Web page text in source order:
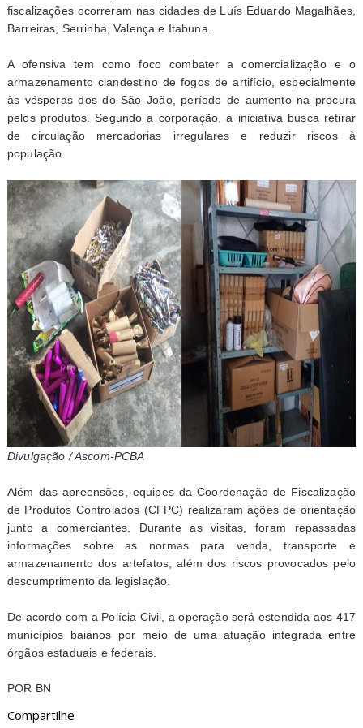
fiscalizações ocorreram nas cidades de Luís Eduardo Magalhães,
Barreiras, Serrinha, Valença e Itabuna.
A ofensiva tem como foco combater a comercialização e o
armazenamento clandestino de fogos de artifício, especialmente
às vésperas dos do São João, período de aumento na procura
pelos produtos. Segundo a corporação, a iniciativa busca retirar
de circulação mercadorias irregulares e reduzir riscos à
população.
Divulgação / Ascom-PCBA
Além das apreensões, equipes da Coordenação de Fiscalização
de Produtos Controlados (CFPC) realizaram ações de orientação
junto a comerciantes. Durante as visitas, foram repassadas
informações sobre as normas para venda, transporte e
armazenamento dos artefatos, além dos riscos provocados pelo
descumprimento da legislação.
De acordo com a Polícia Civil, a operação será estendida aos 417
municípios baianos por meio de uma atuação integrada entre
órgãos estaduais e federais.
POR BN
Compartilhe